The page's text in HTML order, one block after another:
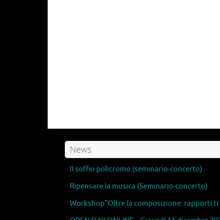
News
Il soffio policromo (seminario-concerto)
Ripensare la musica (Seminario-concerto)
Workshop”Oltre la composizione: rapporti